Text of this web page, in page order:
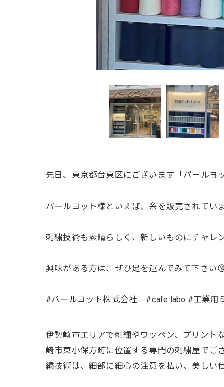
先日、東京都台東区にございます「パールヨ
パールヨット様といえば、糸を販売されてい
刺繍技術も素晴らしく、新しいものにチャレ
興味がある方は、ぜひ足を運んでみて下さい
#パールヨット株式会社 #cafe labo #工業
伊勢崎市エリアで刺繍やワッペン、プリント
崎市東小保方町に位置する専門の刺繍屋でご
繍技術は、細部に細心の注意を払い、美しい